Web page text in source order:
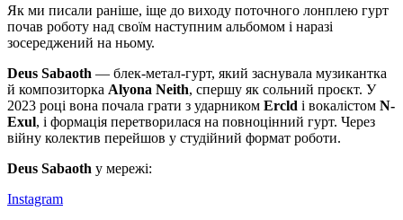
Як ми писали раніше, іще до виходу поточного лонплею гурт
почав роботу над своїм наступним альбомом і наразі
зосереджений на ньому.
Deus Sabaoth — блек-метал-гурт, який заснувала музикантка
й композиторка Alyona Neith, спершу як сольний проєкт. У
2023 році вона почала грати з ударником Ercld і вокалістом N-
Exul, і формація перетворилася на повноцінний гурт. Через
війну колектив перейшов у студійний формат роботи.
Deus Sabaoth у мережі:
Instagram